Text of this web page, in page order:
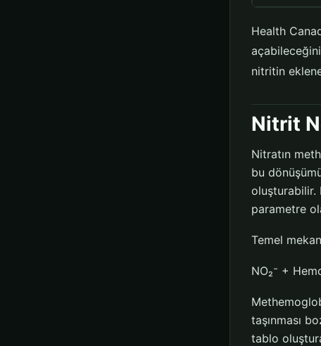
Health
nitritin
Nitrit
Nitratın
bu
oluşturabilir.
parametre
Temel
NO₂⁻ +
taşınması
tablo